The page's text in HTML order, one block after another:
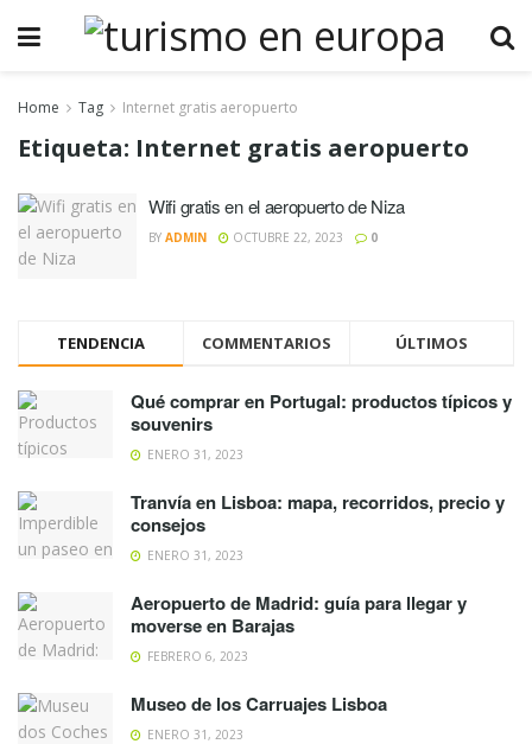
Home Tag Internet gratis aeropuerto
Etiqueta: Internet gratis aeropuerto
Wifi gratis en el aeropuerto de Niza
BY ADMIN OCTUBRE 22, 2023 0
TENDENCIA COMMENTARIOS ÚLTIMOS
Qué comprar en Portugal: productos típicos y
souvenirs
ENERO 31, 2023
Tranvía en Lisboa: mapa, recorridos, precio y
consejos
ENERO 31, 2023
Aeropuerto de Madrid: guía para llegar y
moverse en Barajas
FEBRERO 6, 2023
Museo de los Carruajes Lisboa
ENERO 31, 2023